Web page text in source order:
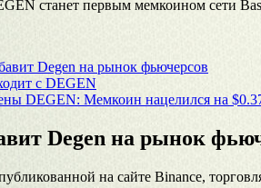
станет первым мемкоином сети
Degen на рынок фьючерсов
с DEGEN
DEGEN: Мемкоин нацелился на
Degen на рынок
на сайте Binance,